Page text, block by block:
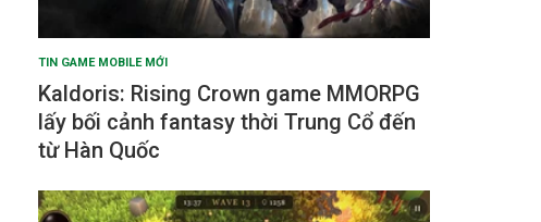
TIN GAME MOBILE MỚI
Kaldoris: Rising Crown game MMORPG
lấy bối cảnh fantasy thời Trung Cổ đến
từ Hàn Quốc